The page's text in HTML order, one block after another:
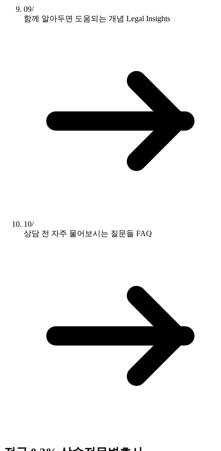
09/
함께 알아두면 도움되는 개념 Legal Insights
10/
상담 전 자주 물어보시는 질문들 FAQ